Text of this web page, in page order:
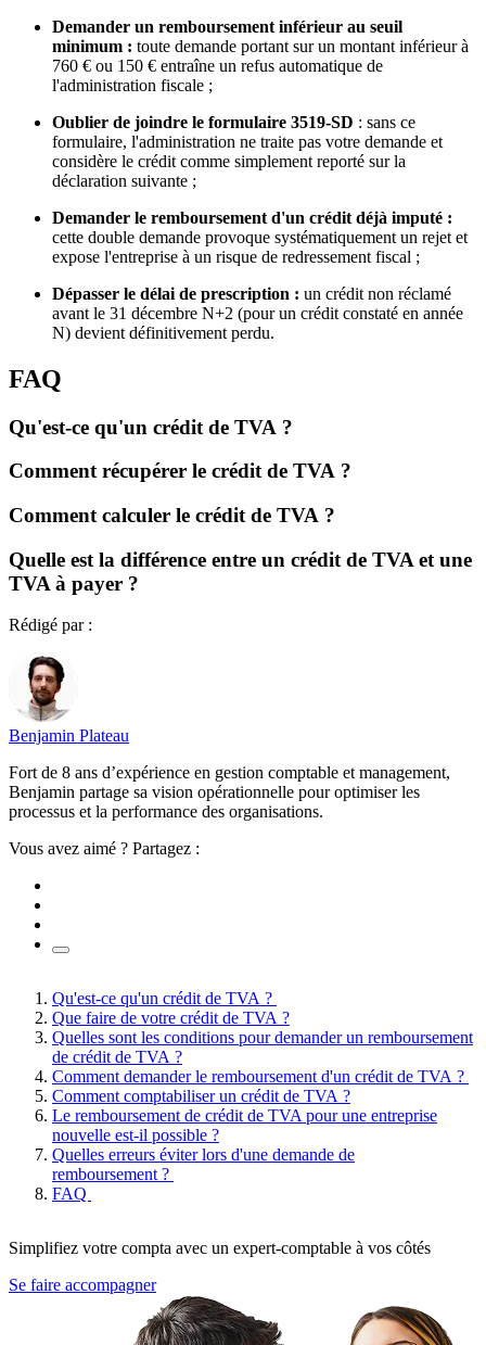
Demander un remboursement inférieur au seuil
minimum : toute demande portant sur un montant inférieur à
760 € ou 150 € entraîne un refus automatique de
l'administration fiscale ;
Oublier de joindre le formulaire 3519-SD : sans ce
formulaire, l'administration ne traite pas votre demande et
considère le crédit comme simplement reporté sur la
déclaration suivante ;
Demander le remboursement d'un crédit déjà imputé :
cette double demande provoque systématiquement un rejet et
expose l'entreprise à un risque de redressement fiscal ;
Dépasser le délai de prescription : un crédit non réclamé
avant le 31 décembre N+2 (pour un crédit constaté en année
N) devient définitivement perdu.
FAQ
Qu'est-ce qu'un crédit de TVA ?
Comment récupérer le crédit de TVA ?
Comment calculer le crédit de TVA ?
Quelle est la différence entre un crédit de TVA et une
TVA à payer ?
Rédigé par :
Benjamin Plateau
Fort de 8 ans d’expérience en gestion comptable et management,
Benjamin partage sa vision opérationnelle pour optimiser les
processus et la performance des organisations.
Vous avez aimé ? Partagez :
Qu'est-ce qu'un crédit de TVA ?
Que faire de votre crédit de TVA ?
Quelles sont les conditions pour demander un remboursement
de crédit de TVA ?
Comment demander le remboursement d'un crédit de TVA ?
Comment comptabiliser un crédit de TVA ?
Le remboursement de crédit de TVA pour une entreprise
nouvelle est-il possible ?
Quelles erreurs éviter lors d'une demande de
remboursement ?
FAQ
Simplifiez votre compta avec un expert-comptable à vos côtés
Se faire accompagner